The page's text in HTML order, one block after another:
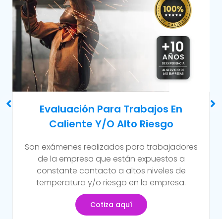
Examen Médico Ocupacional De
Reincorporación Laboral
Este examen se realiza al colaborador que se
incorpora a la organización luego de haber
sufrido alguna incapacidad temporal propia
del trabajo.
Cotiza aquí